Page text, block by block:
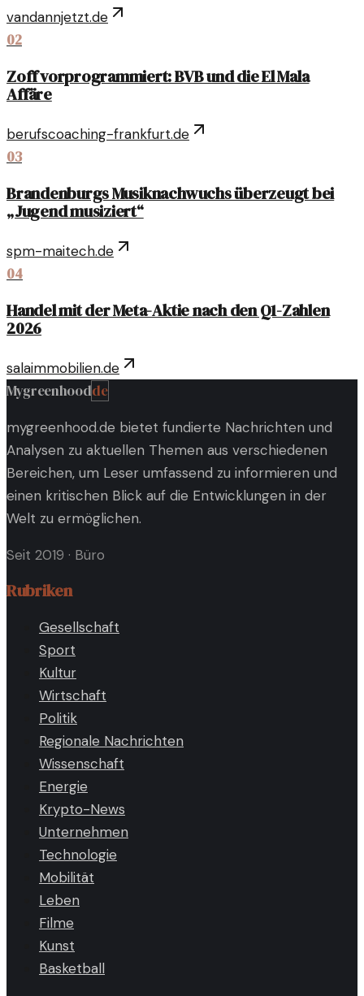
vandannjetzt.de
02
Zoff vorprogrammiert: BVB und die El Mala
Affäre
berufscoaching-frankfurt.de
03
Brandenburgs Musiknachwuchs überzeugt bei
„Jugend musiziert“
spm-maitech.de
04
Handel mit der Meta-Aktie nach den Q1-Zahlen
2026
salaimmobilien.de
Mygreenhoodde
mygreenhood.de bietet fundierte Nachrichten und
Analysen zu aktuellen Themen aus verschiedenen
Bereichen, um Leser umfassend zu informieren und
einen kritischen Blick auf die Entwicklungen in der
Welt zu ermöglichen.
Seit 2019 · Büro
Rubriken
Gesellschaft
Sport
Kultur
Wirtschaft
Politik
Regionale Nachrichten
Wissenschaft
Energie
Krypto-News
Unternehmen
Technologie
Mobilität
Leben
Filme
Kunst
Basketball